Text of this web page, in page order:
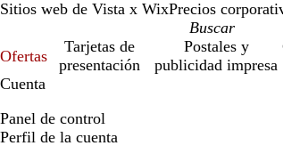
Sitios web de Vista x WixPrecios
Ofertas
Tarjetas de
presentación
Postales y
publicidad impresa
Cuenta
Panel de control
Perfil de la cuenta